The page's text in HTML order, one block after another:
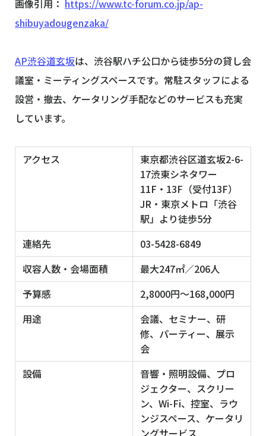
画像引用： https://www.tc-forum.co.jp/ap-
shibuyadougenzaka/
AP渋谷道玄坂は、渋谷駅ハチ公口から徒歩5分の貸し会
議室・ミーティングスペースです。常駐スタッフによる
設営・撤去、ケータリング手配などのサービスも充実
しています。
アクセス
東京都渋谷区道玄坂2-6-
17渋東シネタワー
11F・13F（受付13F）
JR・東京メトロ「渋谷
駅」より徒歩5分
連絡先
03-5428-6849
収容人数・会場面積
最大247㎡／206人
予算感
2,8000円～168,000円
用途
会議、セミナー、研
修、パーティー、展示
会
設備
音響・照明設備、プロ
ジェクター、スクリー
ン、Wi-Fi、控室、ラウ
ンジスペース、ケータリ
ングサービス